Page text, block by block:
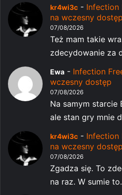
kr4wi3c - Infection
na wczesny dostęp
07/08/2026
Też mam takie
zdecydowanie za
Ewa - Infection
wczesny dostęp
07/08/2026
Na samym starcie
ale stan gry mnie
kr4wi3c - Infection
na wczesny dostęp
07/08/2026
Zgadza się. To
na raz. W sumie